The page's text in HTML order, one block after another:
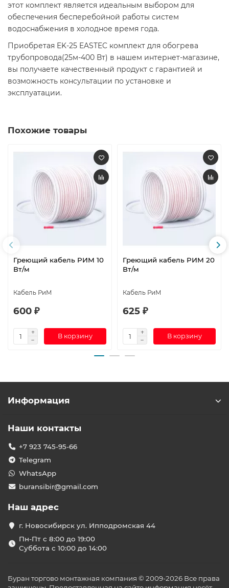
этот комплект является идеальным выбором для
обеспечения бесперебойной работы систем
водоснабжения в холодное время года.​
Приобретая EK-25 EASTEC комплект для обогрева
трубопровода(25м-400 Вт) в нашем интернет-магазине,
вы получаете качественный продукт с гарантией и
возможность консультации по установке и
эксплуатации.​
Похожие товары
Греющий кабель РИМ 10
Вт/м
Кабель РиМ
600 ₽
В корзину
Греющий кабель РИМ 20
Вт/м
Кабель РиМ
625 ₽
В корзину
Информация
Наши контакты
+7 923 745-95-66
Telegram
WhatsApp
buransibir@gmail.com
Наш адрес
г. Новосибирск ул. Ипподромская 44
Пн-Пт с 8:00 до 19:00
Суббота с 10:00 до 14:00
Буран торгово монтажная компания © 2009-2026 Все права